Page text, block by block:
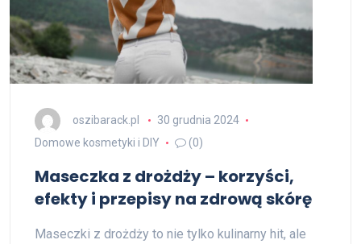
oszibarack.pl
30 grudnia 2024
Domowe kosmetyki i DIY
(0)
Maseczka z drożdży – korzyści,
efekty i przepisy na zdrową skórę
Maseczki z drożdży to nie tylko kulinarny hit, ale